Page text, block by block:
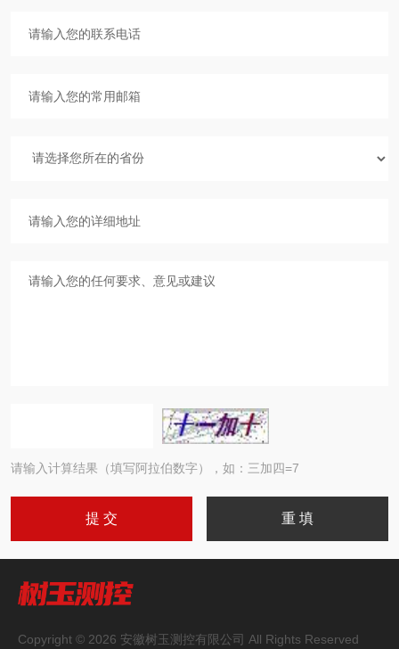
请输入计算结果（填写阿拉伯数字），如：三加四=7
Copyright © 2026 安徽树玉测控有限公司 All Rights Reserved